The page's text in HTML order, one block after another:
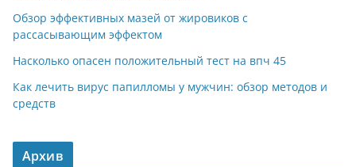
Обзор эффективных мазей от жировиков с
рассасывающим эффектом
Насколько опасен положительный тест на впч 45
Как лечить вирус папилломы у мужчин: обзор методов и
средств
Архив